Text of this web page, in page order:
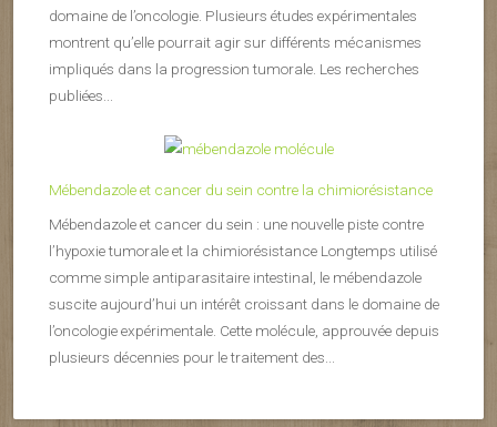
domaine de l’oncologie. Plusieurs études expérimentales
montrent qu’elle pourrait agir sur différents mécanismes
impliqués dans la progression tumorale. Les recherches
publiées...
Mébendazole et cancer du sein contre la chimiorésistance
Mébendazole et cancer du sein : une nouvelle piste contre
l’hypoxie tumorale et la chimiorésistance Longtemps utilisé
comme simple antiparasitaire intestinal, le mébendazole
suscite aujourd’hui un intérêt croissant dans le domaine de
l’oncologie expérimentale. Cette molécule, approuvée depuis
plusieurs décennies pour le traitement des...